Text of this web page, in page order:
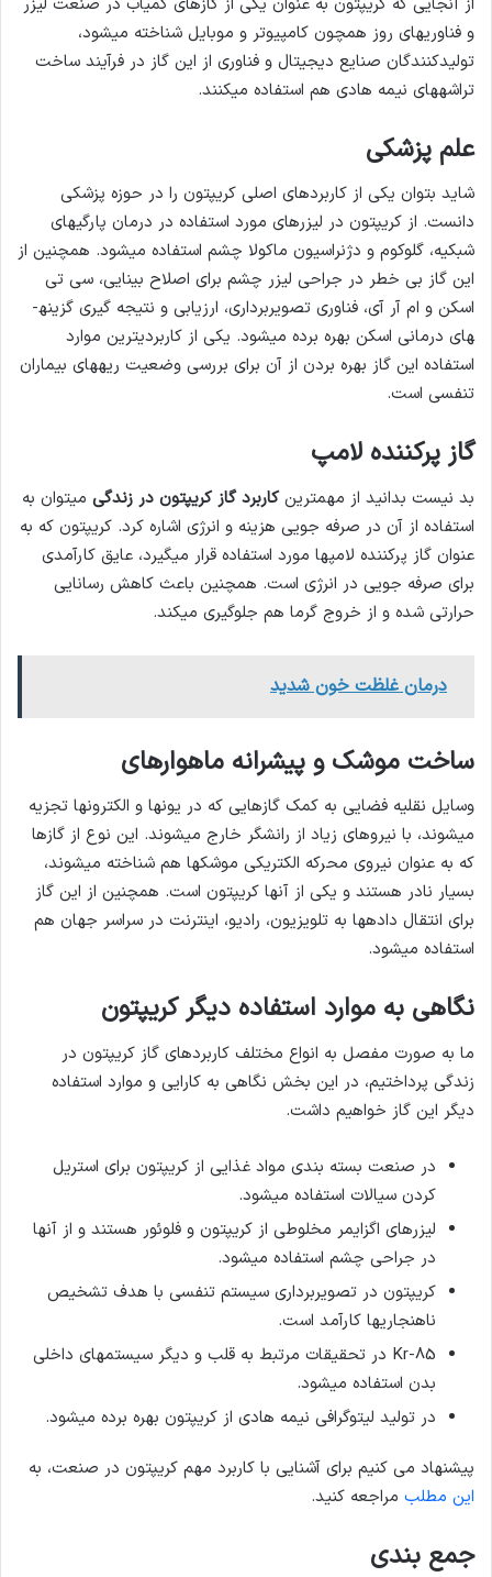
و فناوری­های روز همچون کامپیوتر و موبایل شناخته می­شود،
تولیدکنندگان صنایع دیجیتال و فناوری از این گاز در فرآیند ساخت
تراشه­های نیمه هادی هم استفاده می­کنند.
علم پزشکی
شاید بتوان یکی از کاربردهای اصلی کریپتون را در حوزه پزشکی
دانست. از کریپتون در لیزرهای مورد استفاده در درمان پارگی­های
شبکیه، گلوکوم و دژنراسیون ماکولا چشم استفاده می­شود. همچنین از
این گاز بی خطر در جراحی لیزر چشم برای اصلاح بینایی، سی تی
اسکن و ام آر آی، فناوری تصویربرداری، ارزیابی و نتیجه گیری گزینه­
های درمانی اسکن بهره برده می­شود. یکی از کاربردی­ترین موارد
استفاده این گاز بهره بردن از آن برای بررسی وضعیت ریه­های بیماران
تنفسی است.
گاز پرکننده لامپ
بد نیست بدانید از مهم­ترین کاربرد گاز کریپتون در زندگی می­توان به
استفاده از آن در صرفه جویی هزینه و انرژی اشاره کرد. کریپتون که به
عنوان گاز پرکننده لامپ­ها مورد استفاده قرار می­گیرد، عایق کارآمدی
برای صرفه جویی در انرژی است. همچنین باعث کاهش رسانایی
حرارتی شده و از خروج گرما هم جلوگیری می­کند.
درمان غلظت خون شدید
ساخت موشک و پیشرانه ماهواره­ای
وسایل نقلیه فضایی به کمک گازهایی که در یون­ها و الکترون­ها تجزیه
می­شوند، با نیروهای زیاد از رانشگر خارج می­شوند. این نوع از گازها
که به عنوان نیروی محرکه الکتریکی موشک­ها هم شناخته می­شوند،
بسیار نادر هستند و یکی از آنها کریپتون است. همچنین از این گاز
برای انتقال داده­ها به تلویزیون، رادیو، اینترنت در سراسر جهان هم
استفاده می­شود.
نگاهی به موارد استفاده دیگر کریپتون
ما به صورت مفصل به انواع مختلف کاربردهای گاز کریپتون در
زندگی پرداختیم، در این بخش نگاهی به کارایی و موارد استفاده
دیگر این گاز خواهیم داشت.
در صنعت بسته بندی مواد غذایی از کریپتون برای استریل
کردن سیالات استفاده می­شود.
لیزرهای اگزایمر مخلوطی از کریپتون و فلوئور هستند و از آنها
در جراحی چشم استفاده می­شود.
کریپتون در تصویربرداری سیستم تنفسی با هدف تشخیص
ناهنجاری­ها کارآمد است.
Kr-85 در تحقیقات مرتبط به قلب و دیگر سیستم­های داخلی
بدن استفاده می­شود.
در تولید لیتوگرافی نیمه هادی از کریپتون بهره برده می­شود.
پیشنهاد می کنیم برای آشنایی با کاربرد مهم کریپتون در صنعت، به
این مطلب مراجعه کنید.
جمع بندی